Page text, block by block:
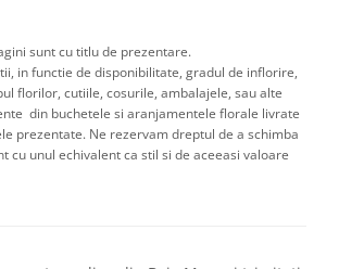
sunt cu titlu de prezentare.
in functie de disponibilitate, gradul de inflorire,
florilor, cutiile, cosurile, ambalajele, sau alte
din buchetele si aranjamentele florale livrate
prezentate. Ne rezervam dreptul de a schimba
cu unul echivalent ca stil si de aceeasi valoare